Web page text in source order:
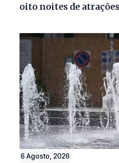
oito noites de atrações
6 Agosto, 2026